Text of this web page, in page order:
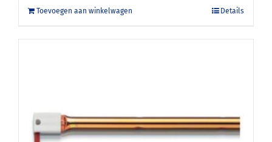
Toevoegen aan winkelwagen Details